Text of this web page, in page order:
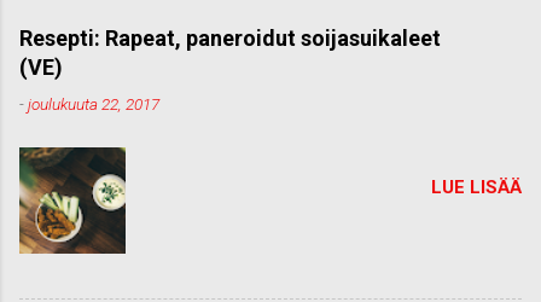
m
e
n
t
Resepti: Rapeat, paneroidut soijasuikaleet
(VE)
-joulukuuta 22, 2017
LUE LISÄÄ